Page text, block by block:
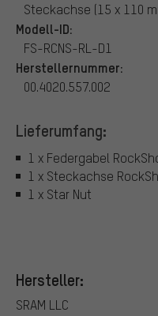
Steckachse (15 x 110
Modell-ID:
FS-RCNS-RL-D1
Herstellernummer:
00.4020.557.002
Lieferumfang:
1 x Federgabel
1 x Steckachse
1 x Star Nut
Hersteller:
SRAM LLC